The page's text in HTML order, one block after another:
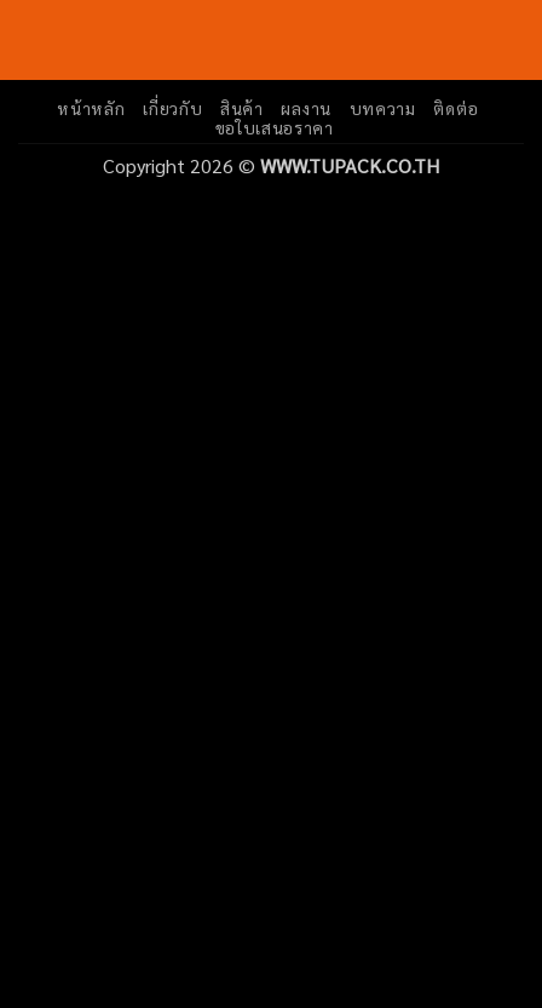
หน้าหลัก เกี่ยวกับ สินค้า ผลงาน บทความ
ติดต่อ
ขอใบเสนอราคา
Copyright 2026 © WWW.TUPACK.CO.TH